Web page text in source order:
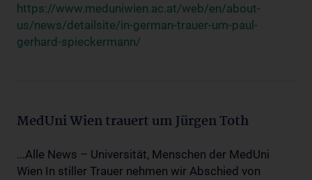
https://www.meduniwien.ac.at/web/en/about-
us/news/detailsite/in-german-trauer-um-paul-
gerhard-spieckermann/
MedUni Wien trauert um Jürgen Toth
...Alle News – Universität, Menschen der MedUni
Wien In stiller Trauer nehmen wir Abschied von